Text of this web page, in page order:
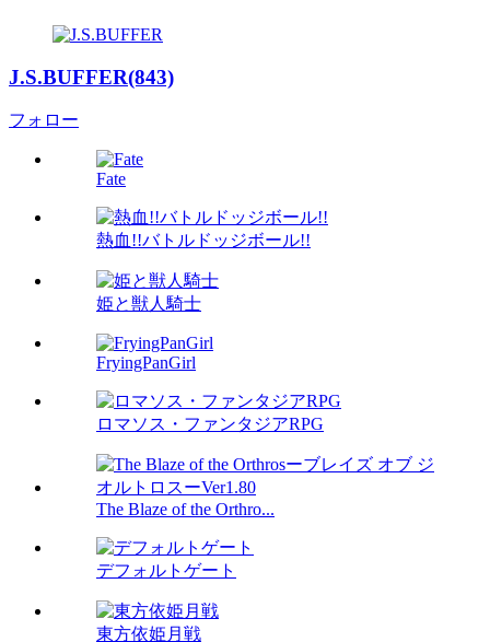
J.S.BUFFER(843)
フォロー
Fate
熱血!!バトルドッジボール!!
姫と獣人騎士
FryingPanGirl
ロマソス・ファンタジアRPG
The Blaze of the Orthro...
デフォルトゲート
東方依姫月戦